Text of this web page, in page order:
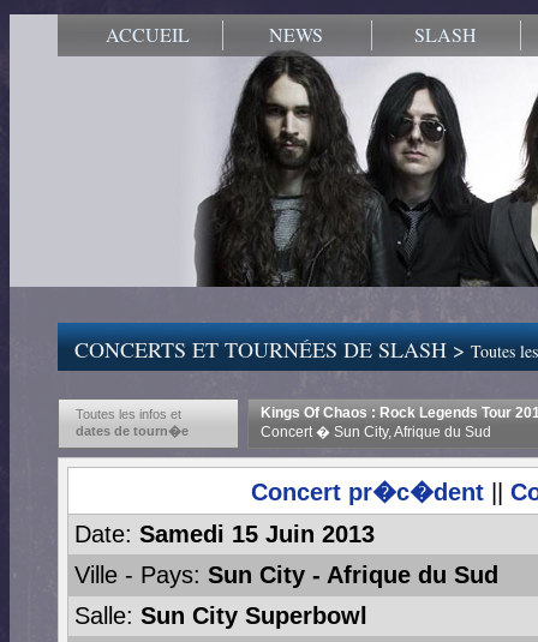
ACCUEIL NEWS SLASH
CONCERTS ET TOURNÉES DE SLASH >Toutes
Toutes les infos et
dates de tourn�e
Kings Of Chaos : Rock Legends Tour
Concert � Sun City, Afrique du Sud
Concert pr�c�dent ||
Date: Samedi 15 Juin 2013
Ville - Pays: Sun City - Afrique du Sud
Salle: Sun City Superbowl